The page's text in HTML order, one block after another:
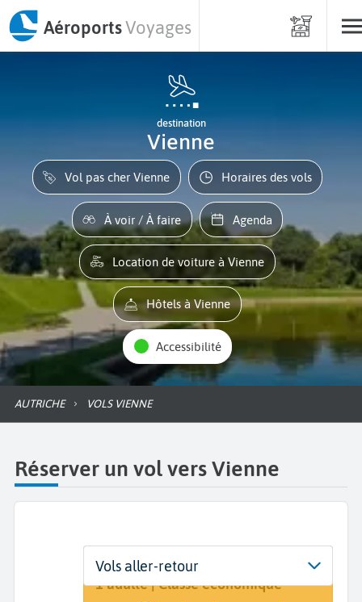
AéroportsVoyages
destination
Vienne
Vol pas cher Vienne Horaires des vols
À voir / À faire Agenda
Location de voiture à Vienne
Hôtels à Vienne
Accessibilité
AUTRICHE VOLS VIENNE
Réserver un vol vers Vienne
Départ
De...
Dates
Dates de votre voyage
Voyageurs | Classe
1 adulte | Classe économique
Vols aller-retour